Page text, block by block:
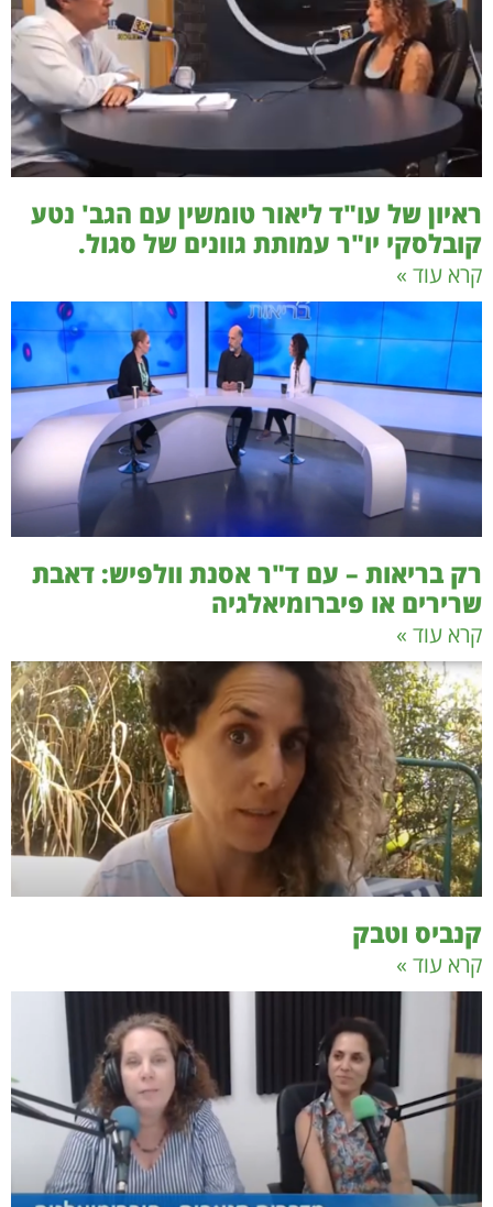
ראיון של עו"ד ליאור טומשין עם הגב' נטע
קובלסקי יו"ר עמותת גוונים של סגול.
קרא עוד »
רק בריאות – עם ד"ר אסנת וולפיש: דאבת
שרירים או פיברומיאלגיה
קרא עוד »
קנביס וטבק
קרא עוד »